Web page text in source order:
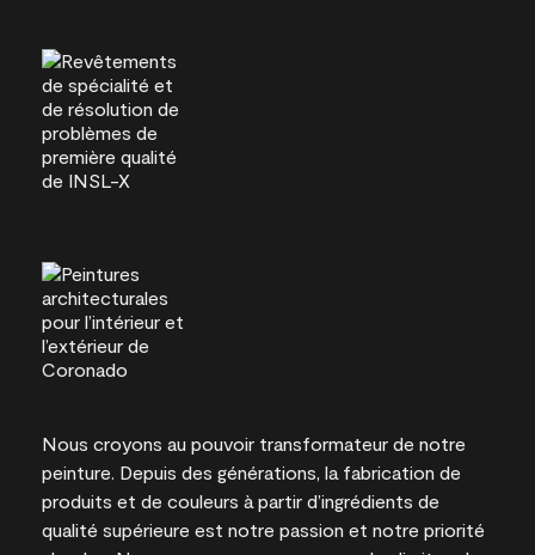
Nous croyons au pouvoir transformateur de notre
peinture. Depuis des générations, la fabrication de
produits et de couleurs à partir d’ingrédients de
qualité supérieure est notre passion et notre priorité